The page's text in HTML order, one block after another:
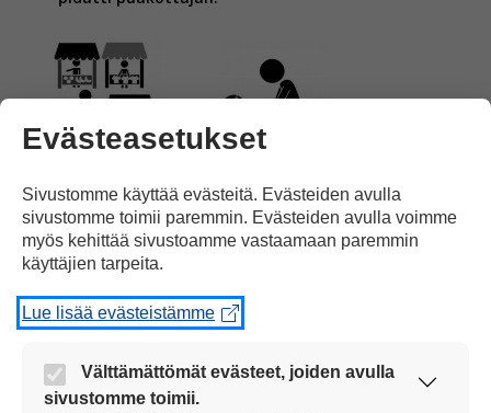
yrittivät estää puukotuksia.
Evästeasetukset
Sivustomme käyttää evästeitä. Evästeiden avulla
sivustomme toimii paremmin. Evästeiden avulla voimme
myös kehittää sivustoamme vastaamaan paremmin
käyttäjien tarpeita.
Lue lisää evästeistämme
Välttämättömät evästeet, joiden avulla
sivustomme toimii.